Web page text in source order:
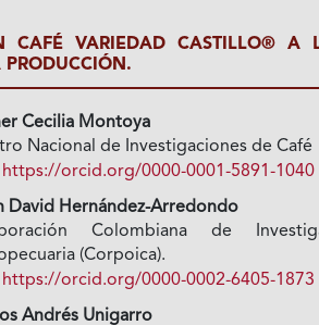
CAFÉ VARIEDAD CASTILLO® A
PRODUCCIÓN.
Cecilia Montoya
Nacional de Investigaciones de Café
https://orcid.org/0000-0001-5891-1040
David Hernández-Arredondo
Colombiana de
(Corpoica).
https://orcid.org/0000-0002-6405-1873
Andrés Unigarro